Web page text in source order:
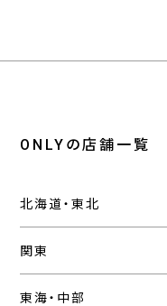
ONLYの店舗一覧
北海道・東北
関東
東海・中部